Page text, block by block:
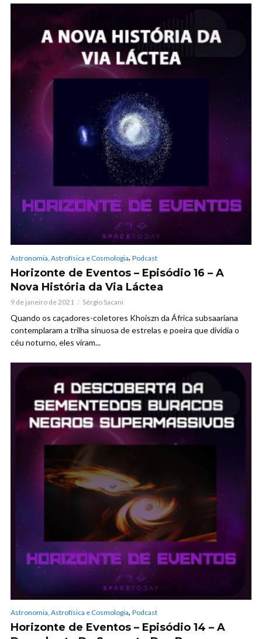
Astronomia, Astrofísica e Cosmologia, Podcast
Horizonte de Eventos – Episódio 16 – A
Nova História da Via Láctea
9 de janeiro de 2021 Sérgio Sacani
Quando os caçadores-coletores Khoiszn da África subsaariana
contemplaram a trilha sinuosa de estrelas e poeira que dividia o
céu noturno, eles viram...
Astronomia, Astrofísica e Cosmologia, Podcast
Horizonte de Eventos – Episódio 14 – A